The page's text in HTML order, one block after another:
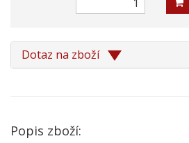
Dotaz na zboží
Popis zboží: